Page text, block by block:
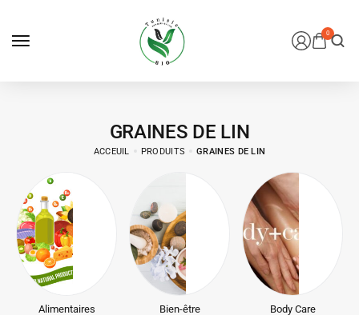
0
GRAINES DE LIN
ACCEUIL PRODUITS GRAINES DE LIN
Alimentaires Bien-être Body Care